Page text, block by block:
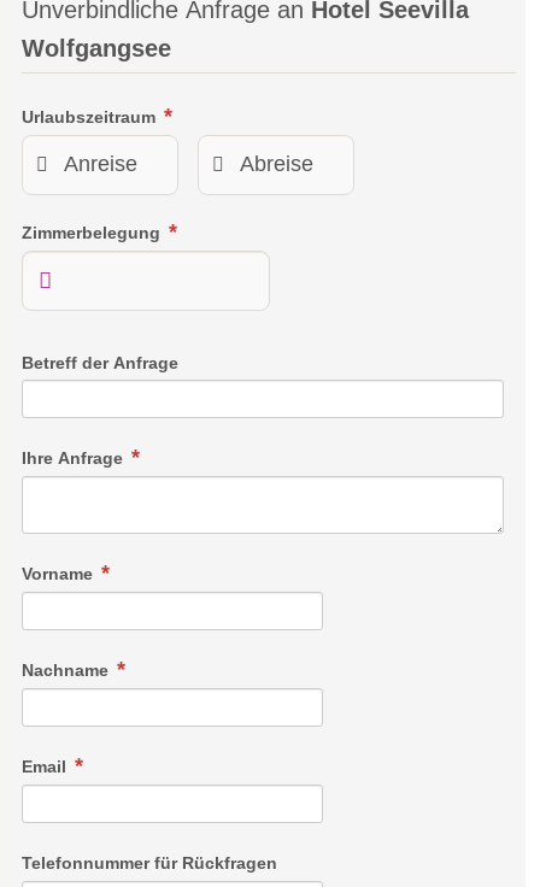
40 m² große Suite mit Seeblick und großer Terrasse, geeignet
für 2 Personen.
65 m² große Suite mit Seeblick, großer Terrasse und eigener
Unverbindliche Anfrage an Hotel Seevilla
Wolfgangsee
Urlaubszeitraum
Zimmerbelegung
Betreff der Anfrage
Ihre Anfrage
Vorname
Nachname
Email
Telefonnummer für Rückfragen